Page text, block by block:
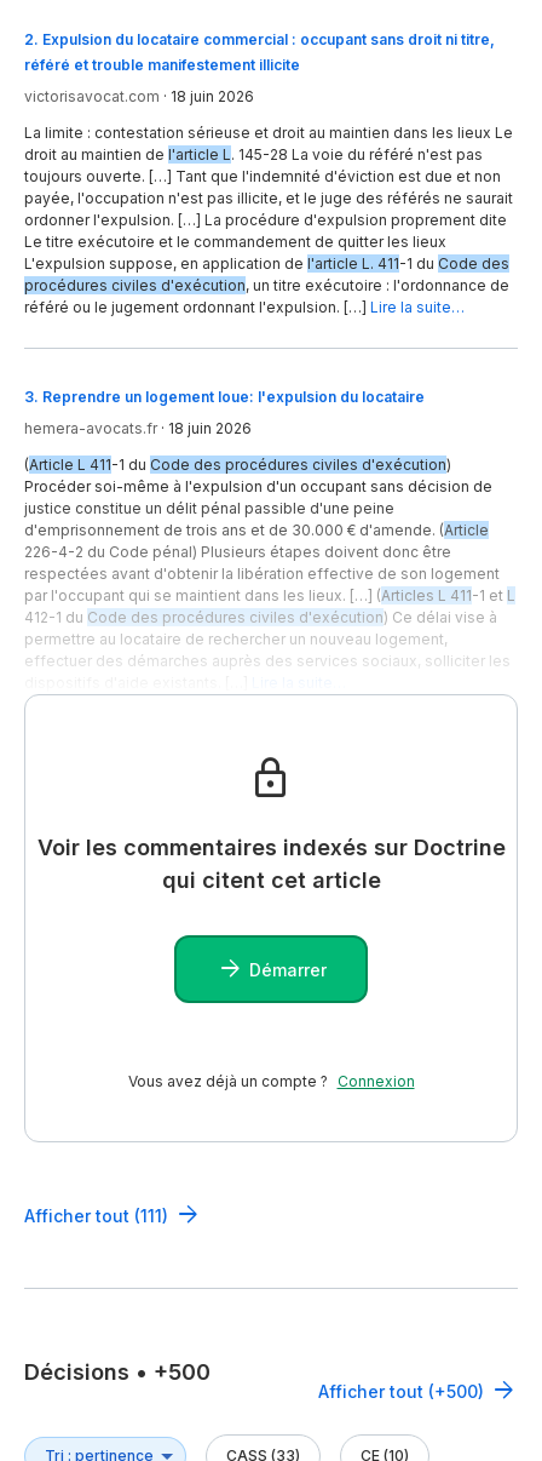
2. Expulsion du locataire commercial : occupant sans droit ni titre,
référé et trouble manifestement illicite
victorisavocat.com · 18 juin 2026
La limite : contestation sérieuse et droit au maintien dans les lieux Le
droit au maintien de l'article L . 145-28 La voie du référé n'est pas
toujours ouverte. […] Tant que l'indemnité d'éviction est due et non
payée, l'occupation n'est pas illicite, et le juge des référés ne saurait
ordonner l'expulsion. […] La procédure d'expulsion proprement dite
Le titre exécutoire et le commandement de quitter les lieux
L'expulsion suppose, en application de l'article L. 411-1 du Code des
procédures civiles d'exécution, un titre exécutoire : l'ordonnance de
référé ou le jugement ordonnant l'expulsion. […] Lire la suite…
3. Reprendre un logement loue: l'expulsion du locataire
hemera-avocats.fr· 18 juin 2026
(Article L 411-1 du Code des procédures civiles d'exécution)
Procéder soi-même à l'expulsion d'un occupant sans décision de
justice constitue un délit pénal passible d'une peine
d'emprisonnement de trois ans et de 30.000 € d'amende. (Article
226-4-2 du Code pénal) Plusieurs étapes doivent donc être
respectées avant d'obtenir la libération effective de son logement
par l'occupant qui se maintient dans les lieux. […] (Articles L 411-1 et L
412-1 du Code des procédures civiles d'exécution) Ce délai vise à
permettre au locataire de rechercher un nouveau logement,
effectuer des démarches auprès des services sociaux, solliciter les
Voir les commentaires indexés sur Doctrine
qui citent cet article
Démarrer
Vous avez déjà un compte ? Connexion
Afficher tout (111)
Décisions • +500
Afficher tout (+500)
CASS (33) CE (10)